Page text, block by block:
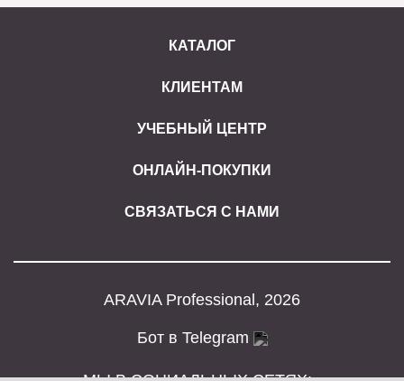
КАТАЛОГ
КЛИЕНТАМ
УЧЕБНЫЙ ЦЕНТР
ОНЛАЙН-ПОКУПКИ
СВЯЗАТЬСЯ С НАМИ
ARAVIA Professional, 2026
Бот в Telegram